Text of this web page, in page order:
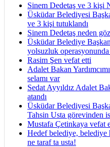
Sinem Dedetaş ve 3 kişi
Üsküdar Belediyesi
ve 3 kişi tutuklandı
Sinem Dedetaş neden
Üsküdar Belediye
yolsuzluk operasyonunda
Rasim Şen vefat etti
Adalet Bakan
selamı var
Sedat Ayyıldız Adalet
atandı
Üsküdar Belediyesi
Tahsin Usta görevinden
Mustafa Çetinkaya vefat
Hedef belediye, belediye
ne taraf ta usta!